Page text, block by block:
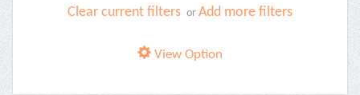
Clear current filters or Add more filters
View Option